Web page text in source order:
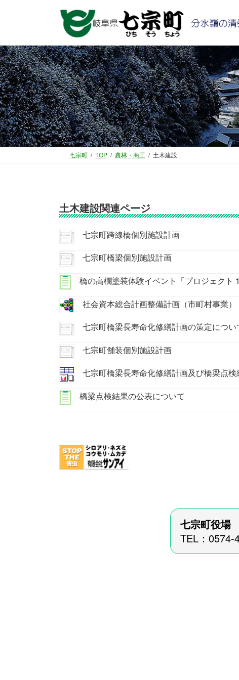
ツ
へ
ス
キ
ッ
プ
シ
ョ
ン
に
移
動
七宗町 TOP 農林・商工 土木建設
土木建設関連ページ
七宗町跨線橋個別施設計画
七宗町橋梁個別施設計画
橋の高欄塗装体験イベント「プロジェクト
社会資本総合計画整備計画（市町村事業）
七宗町橋梁長寿命化修繕計画の策定につい
七宗町舗装個別施設計画
七宗町橋梁長寿命化修繕計画及び橋梁点検
橋梁点検結果の公表について
七宗町役
TEL：